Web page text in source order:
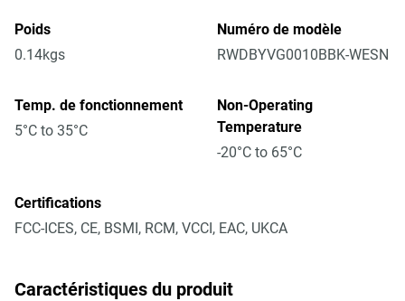
Poids
0.14kgs
Numéro de modèle
RWDBYVG0010BBK-WESN
Temp. de fonctionnement
5°C to 35°C
Non-Operating
Temperature
-20°C to 65°C
Certifications
FCC-ICES, CE, BSMI, RCM, VCCI, EAC, UKCA
Caractéristiques du produit